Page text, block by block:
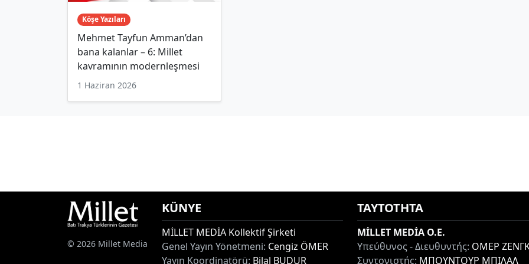
Köşe Yazıları
Mehmet Tayfun Amman’dan
bana kalanlar – 6: Millet
kavramının modernleşmesi
1 Haziran 2026
© 2026 Millet Media
KÜNYE
MİLLET MEDİA Kollektif Şirketi
Genel Yayın Yönetmeni: Cengiz ÖMER
Yayın Koordinatörü: Bilal BUDUR
ΤΑΥΤΟΤΗΤΑ
MİLLET MEDİA O.E.
Υπεύθυνος - Διευθυντής: ΟΜΕΡ
Συντονιστής: ΜΠΟΥΝΤΟΥΡ ΜΠΙΛΑΛ